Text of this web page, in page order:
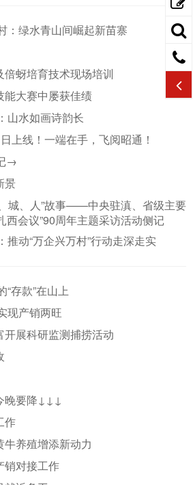
：绿水青山间崛起新苗寨
蚜培育技术现场培训
能大赛中屡获佳绩
山水如画诗韵长
上线！一端在手，飞阅昭通！
→
景
城、人”故事——中央驻滇、省级主要
西会议”90周年主题采访活动侧记
推动“万企兴万村”行动走深走实
“存款”在山上
现产销两旺
展科研监测捕捞活动
晚要降↓↓↓
作
养殖增添新动力
销对接工作